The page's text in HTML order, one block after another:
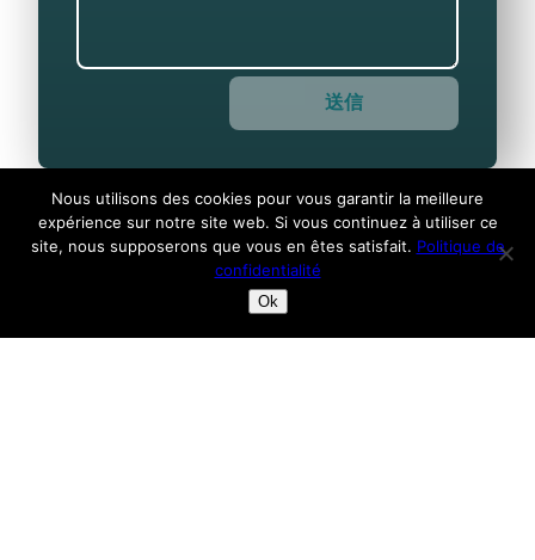
このフォームを通じて提供された情報は、
GDPR（EU規則2016/679）に基づき、ご注文および
お客様登録の処理を目的として、Lumiscapheが取り
扱います。このフォームはGoogle reCAPTCHAによ
Nous utilisons des cookies pour vous garantir la meilleure
expérience sur notre site web. Si vous continuez à utiliser ce
site, nous supposerons que vous en êtes satisfait. Politique de
confidentialité
Ok